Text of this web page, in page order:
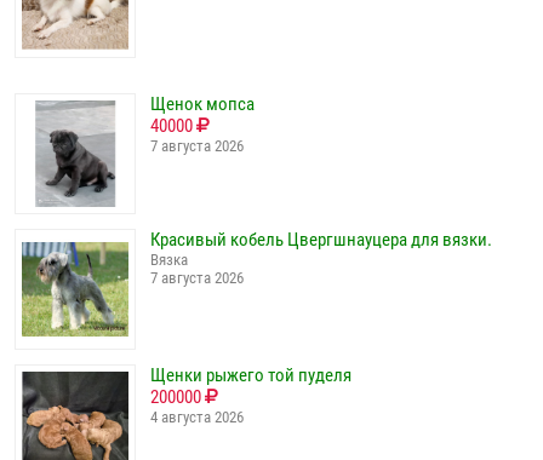
Щенок мопса
40000
7 августа 2026
Красивый кобель Цвергшнауцера для вязки.
Вязка
7 августа 2026
Щенки рыжего той пуделя
200000
4 августа 2026